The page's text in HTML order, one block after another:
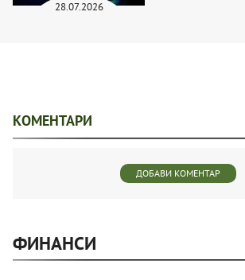
28.07.2026
КОМЕНТАРИ
ДОБАВИ КОМЕНТАР
ФИНАНСИ